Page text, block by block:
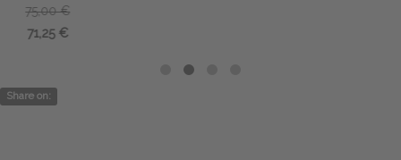
Share on: